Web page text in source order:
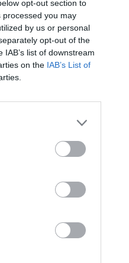
opt-out section to
you may
by us or personal
opt-out of the
list of downstream
on the IAB’s List ofCinco
EMEC
de
Escola